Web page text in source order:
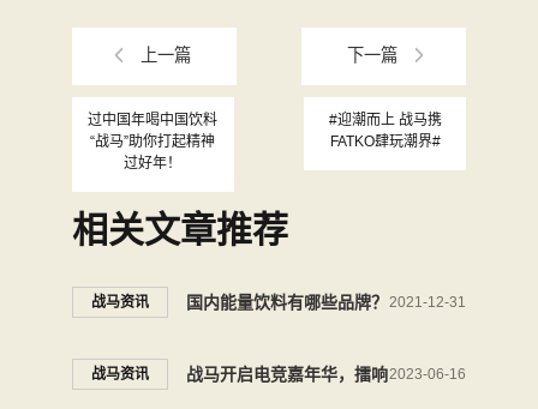
上一篇
过中国年喝中国饮料
“战马”助你打起精神
过好年！
下一篇
#迎潮而上 战马携
FATKO肆玩潮界#
相关文章推荐
战马资讯 国内能量饮料有哪些品牌？
战马，令人惊喜，意想不
2021-12-31
战马资讯 战马开启电竞嘉年华，擂响2023-06-16